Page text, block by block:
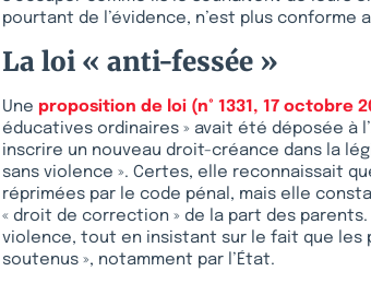
pourtant de l’évidence, n’est plus conforme
La loi « anti-fessée »
Une proposition de loi (n° 1331, 17 octobre
éducatives ordinaires » avait été déposée à
inscrire un nouveau droit-créance dans la
sans violence ». Certes, elle reconnaissait
réprimées par le code pénal, mais elle
« droit de correction » de la part des
violence, tout en insistant sur le fait que les
soutenus », notamment par l’État.